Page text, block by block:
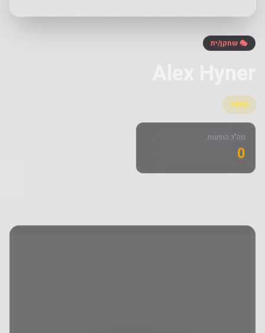
🎭 שחקן/ית
IMDb
סה"כ הופעות
0